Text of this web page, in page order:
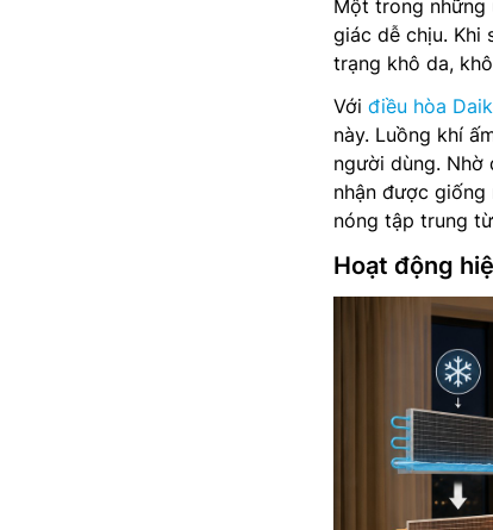
Một trong những
giác dễ chịu. Khi
trạng khô da,
Với điều hòa
này. Luồng khí
người dùng.
nhận được
nóng tập trung
Hoạt động